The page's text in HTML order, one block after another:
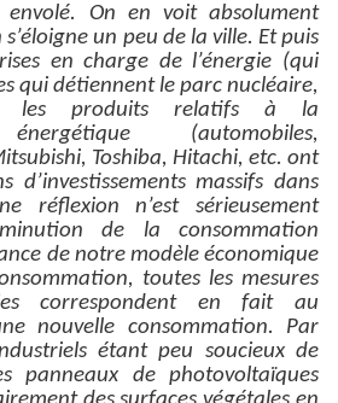
envolé. On en voit absolument
un peu de la ville. Et puis
en charge de l’énergie (qui
qui détiennent le parc nucléaire,
les produits relatifs à la
(automobiles,
Toshiba, Hitachi, etc. ont
d’investissements massifs dans
réflexion n’est sérieusement
de la consommation
de notre modèle économique
toutes les mesures
correspondent en fait au
nouvelle consommation. Par
étant peu soucieux de
panneaux de photovoltaïques